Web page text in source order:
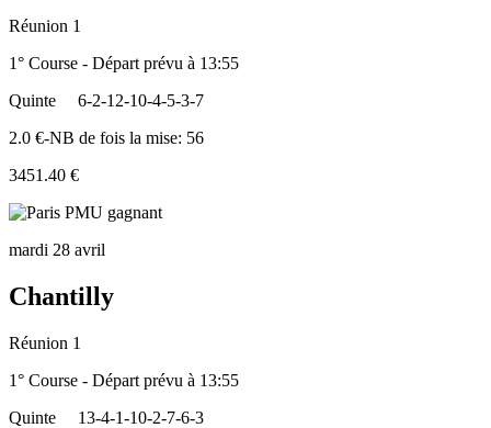
Réunion 1
1° Course - Départ prévu à 13:55
Quinte
6-2-12-10-4-5-3-7
2.0 €-NB de fois la mise: 56
3451.40 €
mardi 28 avril
Chantilly
Réunion 1
1° Course - Départ prévu à 13:55
Quinte
13-4-1-10-2-7-6-3